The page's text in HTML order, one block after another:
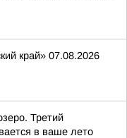
край» 07.08.2026
Третий
в ваше лето